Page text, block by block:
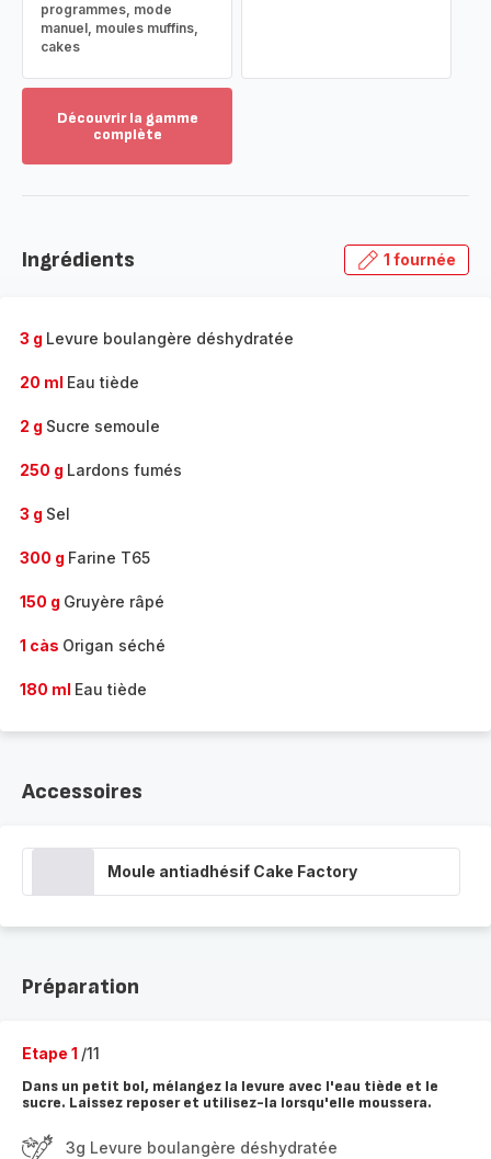
programmes, mode
manuel, moules muffins,
cakes
Découvrir la gamme
complète
gamme
Ingrédients 1 fournée
3 g Levure boulangère déshydratée
20 ml Eau tiède
2 g Sucre semoule
250 g Lardons fumés
3 g Sel
300 g Farine T65
150 g Gruyère râpé
1 càs Origan séché
180 ml Eau tiède
Accessoires
Moule antiadhésif Cake Factory
Préparation
Etape 1 /11
Dans un petit bol, mélangez la levure avec l'eau tiède et le
sucre. Laissez reposer et utilisez-la lorsqu'elle moussera.
3g Levure boulangère déshydratée